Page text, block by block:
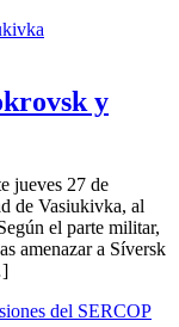
y
jueves 27 de
de Vasiukivka, al
el parte militar,
amenazar a Síversk